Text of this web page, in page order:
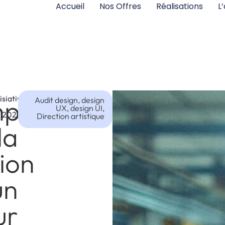
Accueil Nos Offres Réalisations
Accueil Nos Offres Réalisations
2022
Audit design, design
UX, design UI,
Direction artistique